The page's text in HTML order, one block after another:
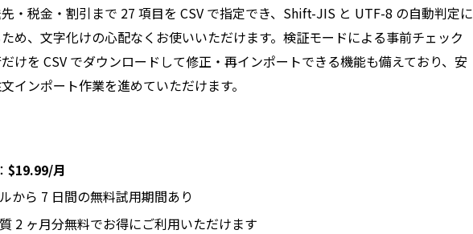
・税金・割引まで 27 項目を CSV で指定でき、Shift-JIS と UTF-8 の自動判定に
め、文字化けの心配なくお使いいただけます。検証モードによる事前チェック
けを CSV でダウンロードして修正・再インポートできる機能も備えており、安
インポート作業を進めていただけます。
$19.99/月
から 7 日間の無料試用期間あり
2 ヶ月分無料でお得にご利用いただけます